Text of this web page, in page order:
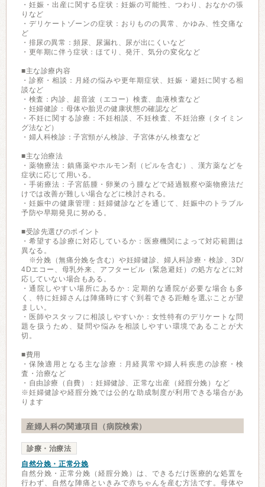
・妊娠・出産に関する症状：妊娠の可能性、つわり、おなかの張
りなど
・デリケートゾーンの症状：おりものの異常、かゆみ、性交痛な
ど
・排尿の異常：頻尿、尿漏れ、尿が出にくいなど
・更年期に伴う症状：ほてり、発汗、気分の変化など
■主な診療内容
・診察・相談：月経の悩みや更年期症状、妊娠・避妊に関する相
談など
・検査：内診、超音波（エコー）検査、血液検査など
・妊婦健診：母体や胎児の健康状態の確認など
・不妊に関する診療：不妊相談、不妊検査、不妊治療（タイミン
グ法など）
・婦人科検診：子宮頸がん検診、子宮体がん検査など
■主な治療法
・薬物療法：鎮痛薬やホルモン剤（ピルを含む）、漢方薬などを
症状に応じて用いる。
・手術療法：子宮筋腫・卵巣のう腫などで経過観察や薬物療法だ
けでは改善が難しい場合などに検討される。
・妊娠中の健康管理：妊婦健診などを通じて、妊娠中のトラブル
予防や早期発見に努める。
■受診先選びのポイント
・希望する診療に対応しているか：医療機関によって対応範囲は
異なる。
※分娩（無痛分娩を含む）や妊婦健診、婦人科診療・検診、3D/
4Dエコー、母乳外来、アフターピル（緊急避妊）の処方などに対
応していない場合もある。
・通院しやすい場所にあるか：定期的な通院が必要な場合も多
く、特に妊婦さんは陣痛時にすぐ到着できる距離を選ぶことが望
ましい。
・医師やスタッフに相談しやすいか：女性特有のデリケートな問
題を扱うため、疑問や悩みを相談しやすい環境であることが大
切。
■費用
・保険適用となる主な診療：月経異常や婦人科疾患の診察・検
査・治療など
・自由診療（自費）：妊婦健診、正常な出産（経腟分娩）など
※妊婦健診や経腟分娩では公的な助成制度が利用できる場合があ
ります
産婦人科の関連項目（病院検索）
診療・治療法
自然分娩・正常分娩
自然分娩・正常分娩（経腟分娩）は、できるだけ医療的な処置を
行わず、自然な陣痛といきみで赤ちゃんを産む方法です。母体や